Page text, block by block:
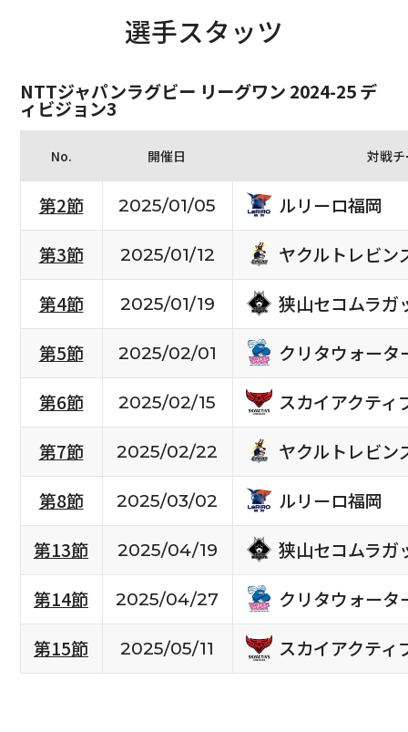
選手スタッツ
NTTジャパンラグビー リーグワン 2024-25 デ
ィビジョン3
No. 開催日 対戦
第2節 2025/01/05
ルリーロ福岡
第3節
2025/01/12
ヤクルトレビン
第4節
2025/01/19
狭山セコムラガ
第5節
2025/02/01
クリタウォータ
第6節
2025/02/15
スカイアクティ
第7節
2025/02/22
ヤクルトレビン
第8節
2025/03/02
ルリーロ福岡
第13節
2025/04/19
狭山セコムラガ
第14節
2025/04/27
クリタウォータ
第15節
2025/05/11 スカイアクティ